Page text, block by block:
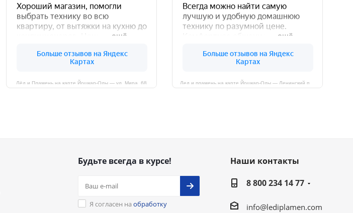
Лёд и Пламень на карте Йошкар‑Олы — ул. Мира, 68
Будьте всегда в курсе!
Я согласен на обработку
Наши контакты
8 800 234 14 77
info@lediplamen.com